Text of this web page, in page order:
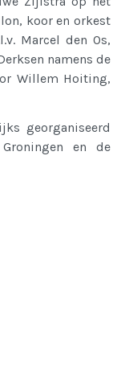
koor en orkest
Marcel den Os,
namens de
Willem Hoiting,
georganiseerd
en de